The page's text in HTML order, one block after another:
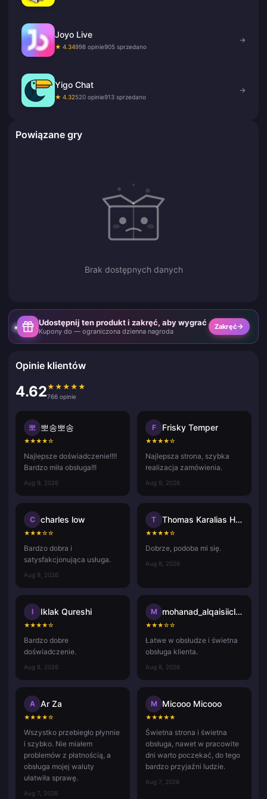
Joyo Live
★ 4.34998 opinie905 sprzedano
→
Yigo Chat
★ 4.32520 opinie913 sprzedano
→
Powiązane gry
Brak dostępnych danych
Udostępnij ten produkt i zakręć, aby wygrać
Kupony do — ograniczona dzienna nagroda
Zakręć
Opinie klientów
4.62★ ★ ★ ★ ★
766 opinie
뽀 뽀송뽀송
★★★★☆
Najlepsze doświadczenie!!!!
Bardzo miła obsługa!!!
Aug 9, 2026
F Frisky Temper
★★★★☆
Najlepsza strona, szybka
realizacja zamówienia.
Aug 9, 2026
C charles low
★★★☆☆
Bardzo dobra i
satysfakcjonująca usługa.
Aug 9, 2026
T Thomas Karalias Hammerica
★★★★☆
Dobrze, podoba mi się.
Aug 8, 2026
I Iklak Qureshi
★★★★☆
Bardzo dobre
doświadczenie.
Aug 8, 2026
M mohanad_alqaisiicloud.com
★★★☆☆
Łatwe w obsłudze i świetna
obsługa klienta.
Aug 8, 2026
A Ar Za
★★★★☆
Wszystko przebiegło płynnie
i szybko. Nie miałem
problemów z płatnością, a
obsługa mojej waluty
ułatwiła sprawę.
Aug 7, 2026
M Micooo Micooo
★★★★★
Świetna strona i świetna
obsługa, nawet w pracowite
dni warto poczekać, do tego
bardzo przyjaźni ludzie.
Aug 7, 2026